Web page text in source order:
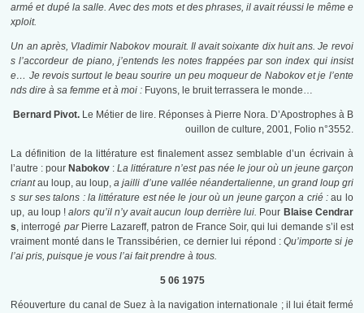
armé et dupé la salle. Avec des mots et des phrases, il avait réussi le même e
xploit.
Un an après, Vladimir Nabokov mourait. Il avait soixante dix huit ans. Je revoi
s l’accordeur de piano, j’entends les notes frappées par son index qui insist
e… Je revois surtout le beau sourire un peu moqueur de Nabokov et je l’ente
nds dire à sa femme et à moi : Fuyons, le bruit terrassera le monde…
Bernard Pivot.Le Métier de lire. Réponses à Pierre Nora. D’Apostrophes à B
ouillon de culture, 2001, Folio n°3552.
La définition de la littérature est finalement assez semblable d’un écrivain à
l’autre : pour Nabokov :La littérature n’est pas née le jour où un jeune garçon
criantau loup, au loup, a jailli d’une vallée néandertalienne, un grand loup gri
s sur ses talons : la littérature est née le jour où un jeune garçon a crié :au lo
up, au loup ! alors qu’il n’y avait aucun loup derrière lui. Pour Blaise Cendrar
s, interrogé par Pierre Lazareff, patron de France Soir, qui lui demande s’il est
vraiment monté dans le Transsibérien, ce dernier lui répond :Qu’importe si je
l’ai pris, puisque je vous l’ai fait prendre à tous.
5 06 1975
Réouverture du canal de Suez à la navigation internationale ; il lui était fermé